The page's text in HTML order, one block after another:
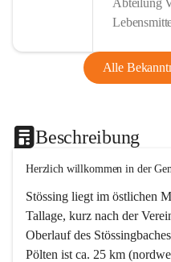
Abteilung
Alle
Beschreibung
Herzlich willkommen in der
Stössing liegt im östlichen
Tallage, kurz nach der
Oberlauf des
Pölten ist ca. 25 km